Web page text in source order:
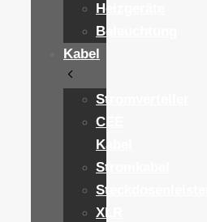
Heizgeräte
Beleuchtung
Kabel
Stromverteiler
CEE
Kabel
Stromkabel
Steckdosenleisten
XLR